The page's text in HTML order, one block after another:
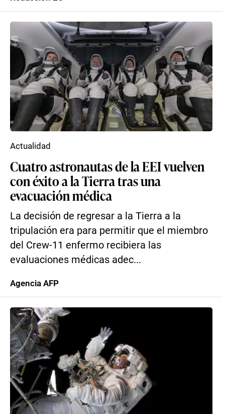
Cuatro astronautas de la EEI vuelven
con éxito a la Tierra tras una
evacuación médica
La decisión de regresar a la Tierra a la
tripulación era para permitir que el miembro
del Crew-11 enfermo recibiera las
evaluaciones médicas adec...
Actualidad
Agencia AFP